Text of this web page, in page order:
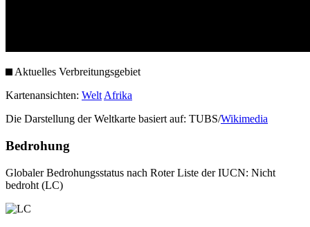
Aktuelles Verbreitungsgebiet
Kartenansichten: WeltAfrika
Die Darstellung der Weltkarte basiert auf: TUBS/Wikimedia
Bedrohung
Globaler Bedrohungsstatus nach Roter Liste der IUCN: Nicht
bedroht (LC)